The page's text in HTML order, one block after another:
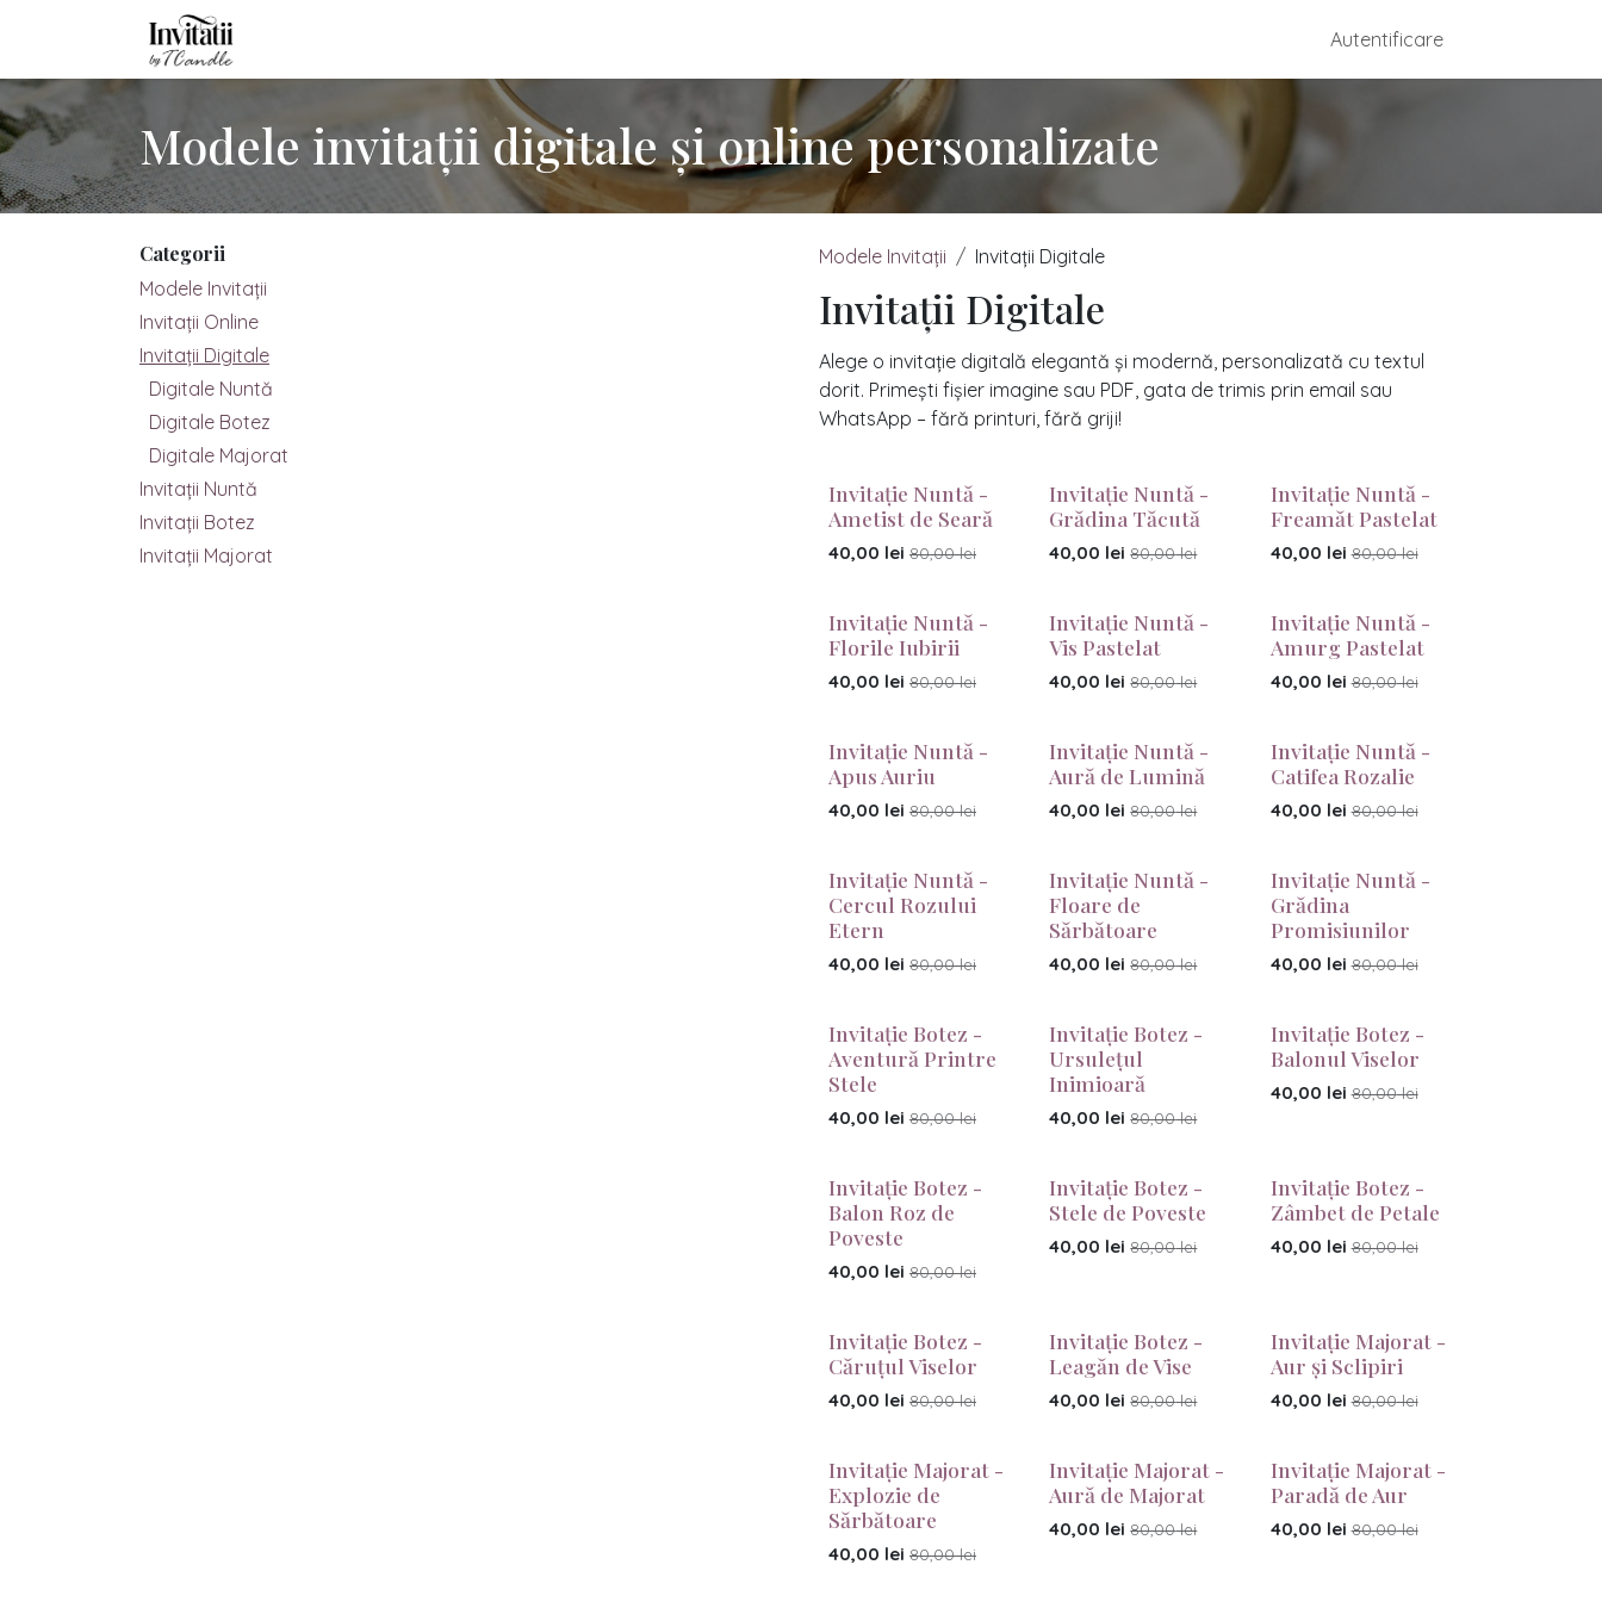
Contactați-ne
Autentificare
Modele invitații digitale și online personalizate
Categorii
Modele Invitații
Invitații Online
Invitații Digitale
Digitale Nuntă
Digitale Botez
Digitale Majorat
Invitații Nuntă
Invitații Botez
Invitaţii Majorat
Modele Invitații Invitații Digitale
Invitații Digitale
Alege o invitație digitală elegantă și modernă, personalizată cu textul
dorit. Primești fișier imagine sau PDF, gata de trimis prin email sau
WhatsApp – fără printuri, fără griji!
Invitație Nuntă -
Ametist de Seară
40,00 lei 80,00lei
Invitație Nuntă -
Grădina Tăcută
40,00 lei 80,00lei
Invitație Nuntă -
Freamăt Pastelat
40,00 lei 80,00lei
Invitație Nuntă -
Florile Iubirii
40,00 lei 80,00lei
Invitație Nuntă -
Vis Pastelat
40,00 lei 80,00lei
Invitație Nuntă -
Amurg Pastelat
40,00 lei 80,00lei
Invitație Nuntă -
Apus Auriu
40,00 lei 80,00lei
Invitație Nuntă -
Aură de Lumină
40,00 lei 80,00lei
Invitație Nuntă -
Catifea Rozalie
40,00 lei 80,00lei
Invitație Nuntă -
Cercul Rozului
Etern
40,00 lei 80,00lei
Invitație Nuntă -
Floare de
Sărbătoare
40,00 lei 80,00lei
Invitație Nuntă -
Grădina
Promisiunilor
40,00 lei 80,00lei
Invitație Botez -
Aventură Printre
Stele
40,00 lei 80,00lei
Invitație Botez -
Ursulețul
Inimioară
40,00 lei 80,00lei
Invitație Botez -
Balonul Viselor
40,00 lei 80,00lei
Invitație Botez -
Balon Roz de
Poveste
40,00 lei 80,00lei
Invitație Botez -
Stele de Poveste
40,00 lei 80,00lei
Invitație Botez -
Zâmbet de Petale
40,00 lei 80,00lei
Invitație Botez -
Căruțul Viselor
40,00 lei 80,00lei
Invitație Botez -
Leagăn de Vise
40,00 lei 80,00lei
Invitație Majorat -
Aur și Sclipiri
40,00 lei 80,00lei
Invitație Majorat -
Explozie de
Sărbătoare
40,00 lei 80,00lei
Invitație Majorat -
Aură de Majorat
40,00 lei 80,00lei
Invitație Majorat -
Paradă de Aur
40,00 lei 80,00lei